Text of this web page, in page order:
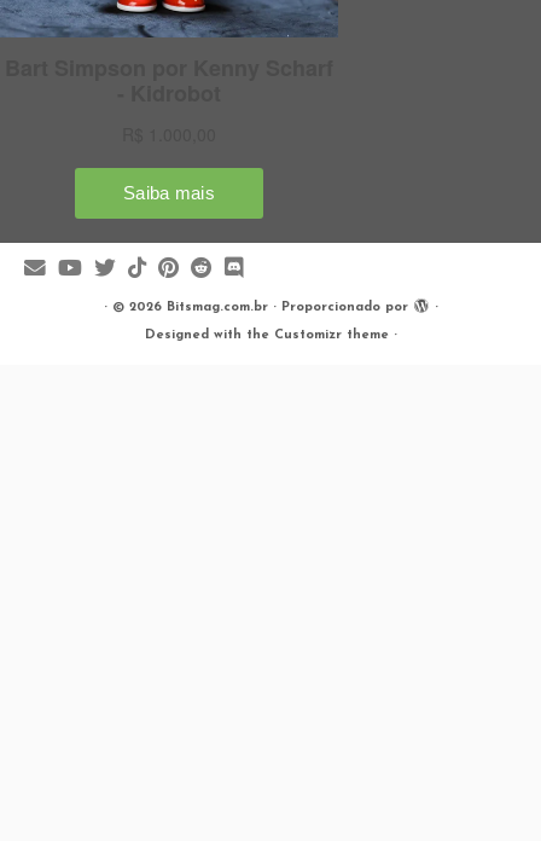
· © 2026 Bitsmag.com.br· Proporcionado por ·
Designed with the Customizr theme ·